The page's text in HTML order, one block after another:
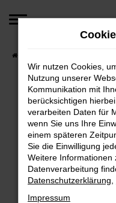
Zum
Fehler:
Beim Laden ist ein
Hier sind ein paar
Überprüfe
Laden andere
Wir nutzen Cookies,
Nutzung unserer
Kommunikation mit
berücksichtigen
verarbeiten Daten für
wenn Sie uns Ihre
einem späteren
Sie die Einwilligung
Weitere Informationen
Datenverarbeitung
Datenschutzerklärung
Impressum